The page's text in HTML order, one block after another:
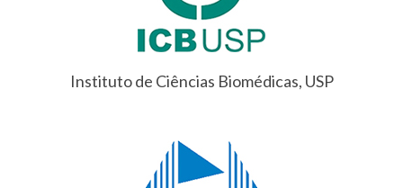
Instituto de Ciências Biomédicas, USP